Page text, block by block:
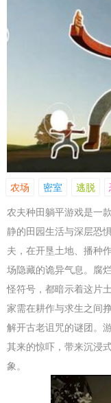
农场 密室 逃脱
农夫种田躺平游戏是一
静的田园生活与深层恐
夫，在开垦土地、播种
场隐藏的诡异气息。腐
怪符号，都暗示着这片
家需在耕作与求生之间
解开古老诅咒的谜团。
其来的惊吓，带来沉浸
象。